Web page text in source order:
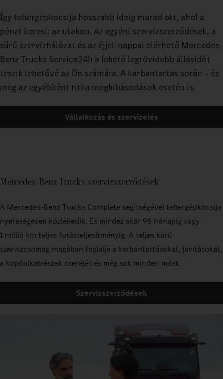
Így tehergépkocsija hosszabb ideig marad ott, ahol a
pénzt keresi: az utakon. Az egyéni szervizszerződések, a
sűrű szervizhálózat és az éjjel-nappal elérhető Mercedes-
Benz Trucks Service24h a lehető legrövidebb állásidőt
teszik lehetővé az Ön számára. A karbantartás során – és
még az egyébként ritka meghibásodások esetén is.
Vállalkozás és szervizelés
Mercedes‑Benz Trucks szervizszerződések
A Mercedes‑Benz Trucks Complete segítségével tehergépkocsija
nyereségesen közlekedik. És mindez akár 96 hónapig vagy
1 millió km teljes futásteljesítményig. A teljes körű
szervizcsomag magában foglalja a karbantartásokat, javításokat,
a kopóalkatrészek cseréjét és még sok minden mást.
Szervizszerződések